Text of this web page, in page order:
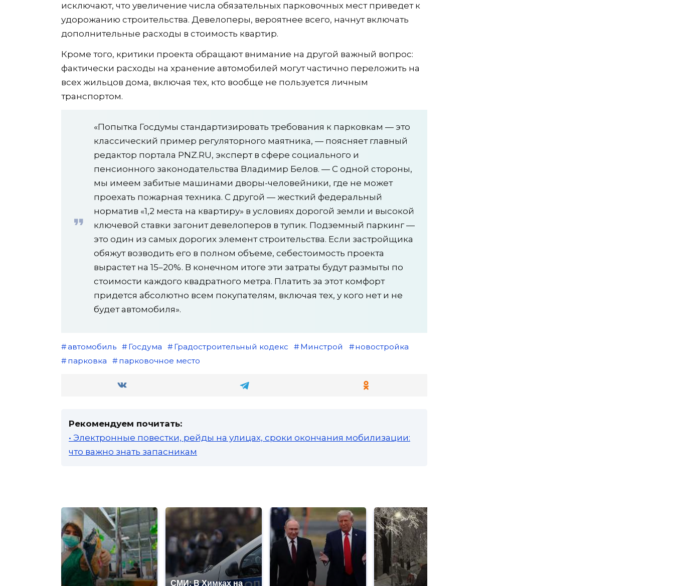
исключают, что увеличение числа обязательных парковочных мест приведет к
удорожанию строительства. Девелоперы, вероятнее всего, начнут включать
дополнительные расходы в стоимость квартир.
Кроме того, критики проекта обращают внимание на другой важный вопрос:
фактически расходы на хранение автомобилей могут частично переложить на
всех жильцов дома, включая тех, кто вообще не пользуется личным
транспортом.
«Попытка Госдумы стандартизировать требования к парковкам — это
классический пример регуляторного маятника, — поясняет главный
редактор портала PNZ.RU, эксперт в сфере социального и
пенсионного законодательства Владимир Белов. — С одной стороны,
мы имеем забитые машинами дворы-человейники, где не может
проехать пожарная техника. С другой — жесткий федеральный
норматив «1,2 места на квартиру» в условиях дорогой земли и высокой
ключевой ставки загонит девелоперов в тупик. Подземный паркинг —
это один из самых дорогих элемент строительства. Если застройщика
обяжут возводить его в полном объеме, себестоимость проекта
вырастет на 15–20%. В конечном итоге эти затраты будут размыты по
стоимости каждого квадратного метра. Платить за этот комфорт
придется абсолютно всем покупателям, включая тех, у кого нет и не
будет автомобиля».
автомобиль Госдума Градостроительный кодекс Минстрой
новостройка
парковка
парковочное место
Рекомендуем почитать:
• Электронные повестки, рейды на улицах, сроки окончания мобилизации:
что важно знать запасникам
СМИ: В Химках на